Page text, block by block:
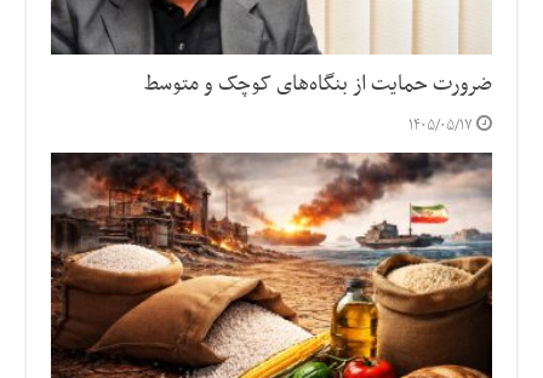
ضرورت حمایت از بنگاه‌های کوچک و متوسط
۱۴۰۵/۰۵/۱۷